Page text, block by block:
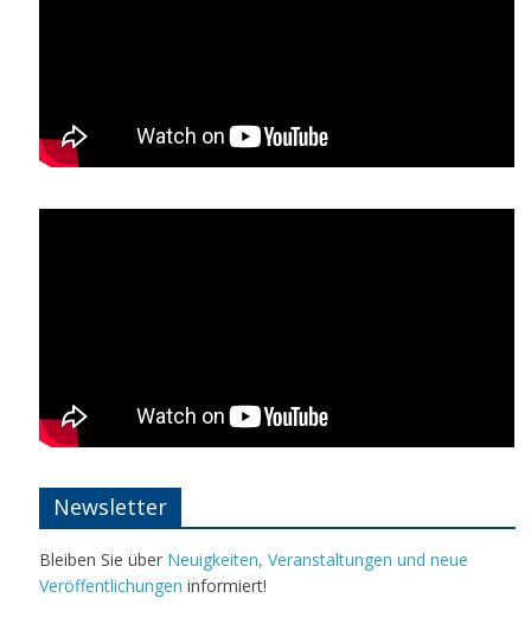
Newsletter
Bleiben Sie über Neuigkeiten, Veranstaltungen und neue
Veröffentlichungen informiert!